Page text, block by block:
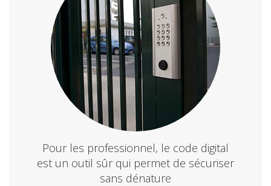
Pour les professionnel, le code digital
est un outil sûr qui permet de sécuriser
sans dénature